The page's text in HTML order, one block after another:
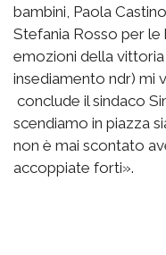
bambini, Paola
Stefania Rosso per le
emozioni della
insediamento ndr) mi
conclude il sindaco
scendiamo in piazza
non è mai scontato
accoppiate forti».